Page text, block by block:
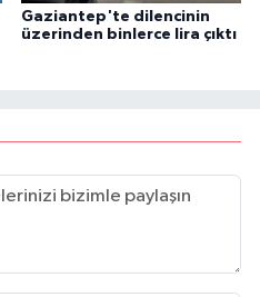
Gaziantep'te dilencinin
üzerinden binlerce lira çıktı